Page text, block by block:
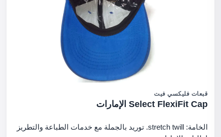
قبعات فليكسي فيت
Select FlexiFit Cap الإمارات
الخامة: stretch twill. توريد بالجملة مع خدمات الطباعة والتطريز